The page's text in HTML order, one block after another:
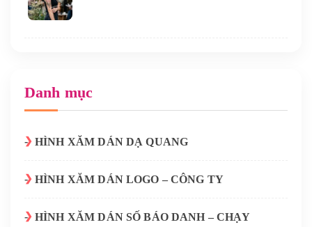
Danh mục
HÌNH XĂM DÁN DẠ QUANG
HÌNH XĂM DÁN LOGO – CÔNG TY
HÌNH XĂM DÁN SỐ BÁO DANH – CHẠY